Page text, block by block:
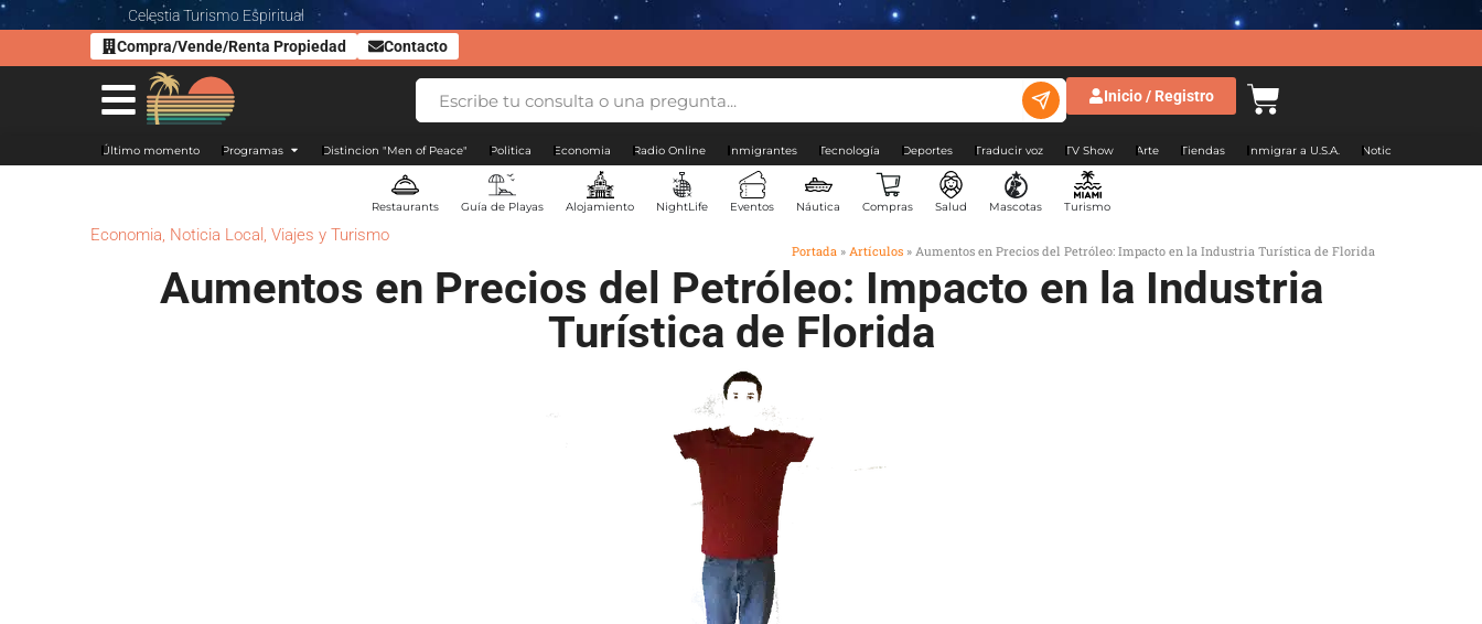
Celestia Turismo Espiritual
Compra/Vende/Renta Propiedad
Contacto
Inicio / Registro
Último momento Programas Distincion "Men of Peace" Politica Economia Radio Online Inmigrantes Tecnología Deportes Traducir voz TV Show Arte Tiendas Inmigrar a U.S.A. Noticias Argentina
Restaurants Guía de Playas Alojamiento NightLife Eventos Náutica Compras Salud Mascotas Turismo
Economia, Noticia Local , Viajes y Turismo
Portada » Artículos » Aumentos en Precios del Petróleo: Impacto en la Industria Turística de Florida
Aumentos en Precios del Petróleo: Impacto en la Industria
Turística de Florida